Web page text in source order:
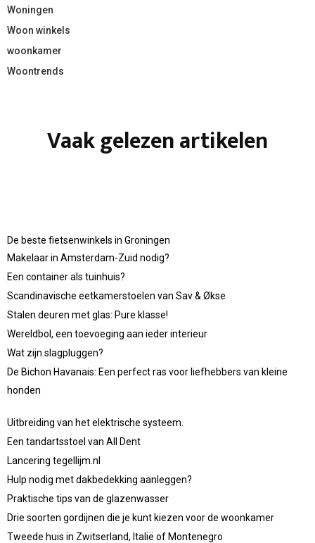
Woningen
Woon winkels
woonkamer
Woontrends
Vaak gelezen artikelen
De beste fietsenwinkels in Groningen
Makelaar in Amsterdam-Zuid nodig?
Een container als tuinhuis?
Scandinavische eetkamerstoelen van Sav & Økse
Stalen deuren met glas: Pure klasse!
Wereldbol, een toevoeging aan ieder interieur
Wat zijn slagpluggen?
De Bichon Havanais: Een perfect ras voor liefhebbers van kleine
honden
Uitbreiding van het elektrische systeem.
Een tandartsstoel van All Dent
Lancering tegellijm.nl
Hulp nodig met dakbedekking aanleggen?
Praktische tips van de glazenwasser
Drie soorten gordijnen die je kunt kiezen voor de woonkamer
Tweede huis in Zwitserland, Italië of Montenegro